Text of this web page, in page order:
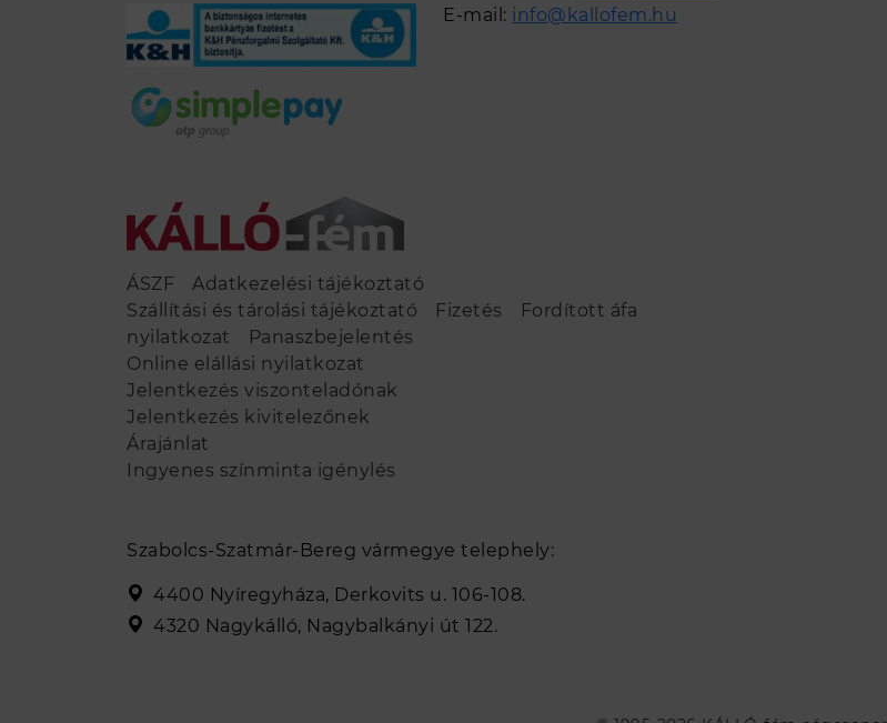
E-mail: info@kallofem.hu
ÁSZF
Adatkezelési tájékoztató
Szállítási és tárolási tájékoztató
Fizetés
Fordított áfa
nyilatkozat
Panaszbejelentés
Online elállási nyilatkozat
Jelentkezés viszonteladónak
Jelentkezés kivitelezőnek
Árajánlat
Ingyenes színminta igénylés
Szabolcs-Szatmár-Bereg vármegye telephely:
4400 Nyíregyháza, Derkovits u. 106-108.
4320 Nagykálló, Nagybalkányi út 122.